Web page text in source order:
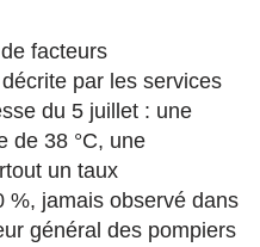
facteurs
par les services
du 5 juillet : une
de 38 °C, une
un taux
%, jamais observé dans
général des pompiers